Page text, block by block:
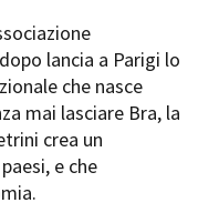
Film Festival
Internazionale d’Arte
Venezia
International Film
del Cinema di Roma
Film Festival
di Donatello
lancia a Parigi lo
che nasce
mai lasciare Bra, la
crea un
e che